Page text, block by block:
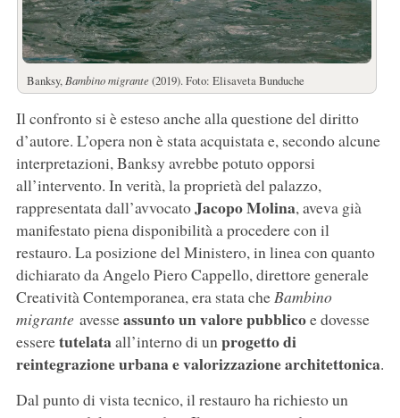
Banksy, Bambino migrante (2019). Foto: Elisaveta Bunduche
Il confronto si è esteso anche alla questione del diritto
d’autore. L’opera non è stata acquistata e, secondo alcune
interpretazioni, Banksy avrebbe potuto opporsi
all’intervento. In verità, la proprietà del palazzo,
rappresentata dall’avvocatoJacopo Molina, aveva già
manifestato piena disponibilità a procedere con il
restauro. La posizione del Ministero, in linea con quanto
dichiarato da Angelo Piero Cappello, direttore generale
Creatività Contemporanea, era stata cheBambino
migranteavesseassunto un valore pubblicoe dovesse
esseretutelataall’interno di unprogetto di
reintegrazione urbana e valorizzazione architettonica.
Dal punto di vista tecnico, il restauro ha richiesto un